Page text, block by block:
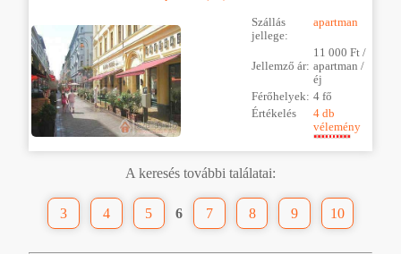
Szállás
jellege:
apartman
Jellemző ár:
11 000 Ft /
apartman /
éj
Férőhelyek: 4 fő
Értékelés
4 db
vélemény
A keresés további találatai:
3 4 5 6 7 8 9 10